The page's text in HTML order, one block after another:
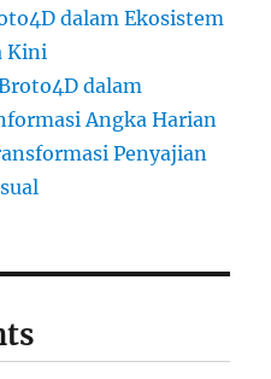
dalam Ekosistem
Kini
dalam
Angka Harian
Penyajian